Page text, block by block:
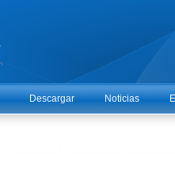
Descargar Noticias